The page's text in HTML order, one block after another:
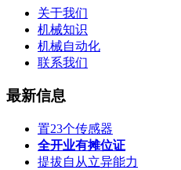
关于我们
机械知识
机械自动化
联系我们
最新信息
置23个传感器
全开业有摊位证
提拔自从立异能力